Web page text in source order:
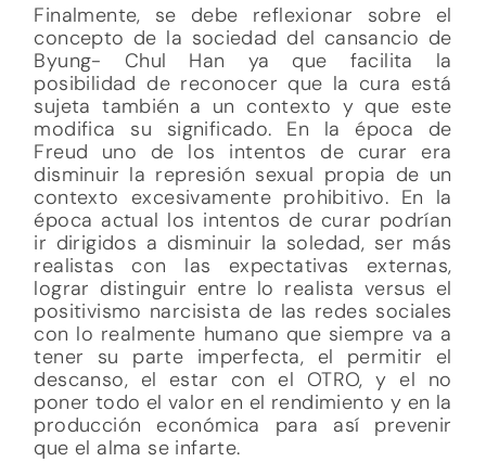
Finalmente, se debe reflexionar sobre el
concepto de la sociedad del cansancio de
Byung- Chul Han ya que facilita la
posibilidad de reconocer que la cura está
sujeta también a un contexto y que este
modifica su significado. En la época de
Freud uno de los intentos de curar era
disminuir la represión sexual propia de un
contexto excesivamente prohibitivo. En la
época actual los intentos de curar podrían
ir dirigidos a disminuir la soledad, ser más
realistas con las expectativas externas,
lograr distinguir entre lo realista versus el
positivismo narcisista de las redes sociales
con lo realmente humano que siempre va a
tener su parte imperfecta, el permitir el
descanso, el estar con el OTRO, y el no
poner todo el valor en el rendimiento y en la
producción económica para así prevenir
que el alma se infarte.